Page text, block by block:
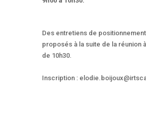
Des entretiens de
proposés à la suite de la réunion
de 10h30.
Inscription :